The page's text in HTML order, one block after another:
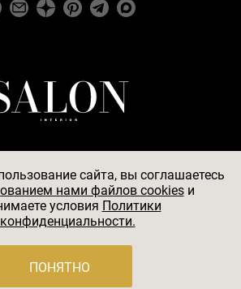
© 2026
ИНН 7705056238,
Полковая, д. 3, стр. 4, помещение I,
комн. 23
сайта, вы соглашаетесь
нами файлов cookiesи
условия Политики
конфиденциальности.
ПОНЯТНО